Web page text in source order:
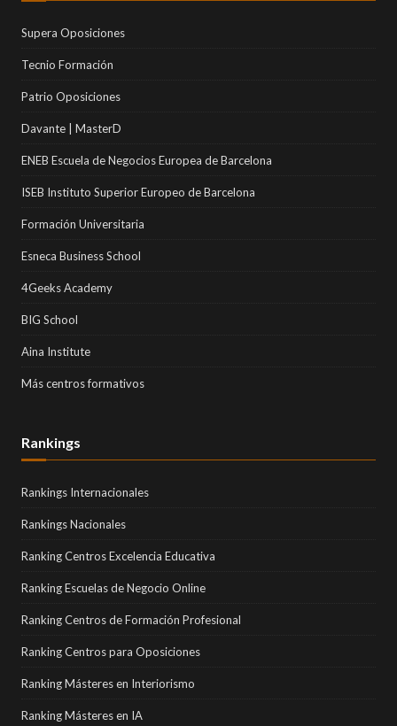
Supera Oposiciones
Tecnio Formación
Patrio Oposiciones
Davante | MasterD
ENEB Escuela de Negocios Europea de Barcelona
ISEB Instituto Superior Europeo de Barcelona
Formación Universitaria
Esneca Business School
4Geeks Academy
BIG School
Aina Institute
Más centros formativos
Rankings
Rankings Internacionales
Rankings Nacionales
Ranking Centros Excelencia Educativa
Ranking Escuelas de Negocio Online
Ranking Centros de Formación Profesional
Ranking Centros para Oposiciones
Ranking Másteres en Interiorismo
Ranking Másteres en IA